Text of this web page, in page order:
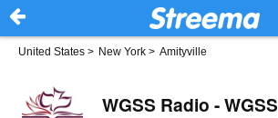
United States > New York > Amityville
WGSS Radio - WGSS